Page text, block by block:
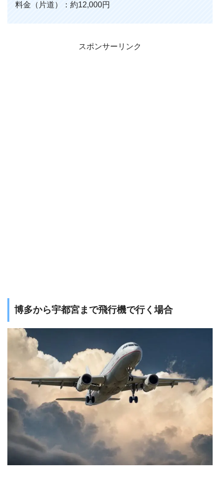
料金（片道）：約12,000円
スポンサーリンク
博多から宇都宮まで飛行機で行く場合